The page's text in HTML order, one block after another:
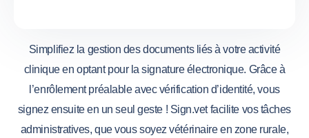
Simplifiez la gestion des documents liés à votre activité
clinique en optant pour la signature électronique. Grâce à
l’enrôlement préalable avec vérification d’identité, vous
signez ensuite en un seul geste ! Sign.vet facilite vos tâches
administratives, que vous soyez vétérinaire en zone rurale,